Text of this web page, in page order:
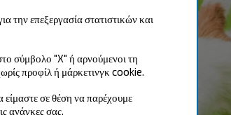
την επεξεργασία στατιστικών και
σύμβολο "X" ή αρνούμενοι τη
προφίλ ή μάρκετινγκ cookie.
σε θέση να παρέχουμε
ανάγκες σας.